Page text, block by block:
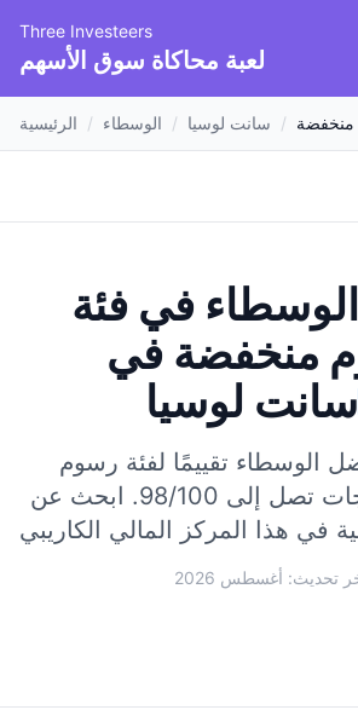
Three Investeers
لعبة محاكاة سوق الأسهم
الرئيسية / الوسطاء / سانت لوسيا /
في فئة
منخفضة في
سانت لوسيا
الوسطاء تقييمًا لفئة رسوم
إلى 98/100.
ابحث عن
تحديث: أغسطس 2026